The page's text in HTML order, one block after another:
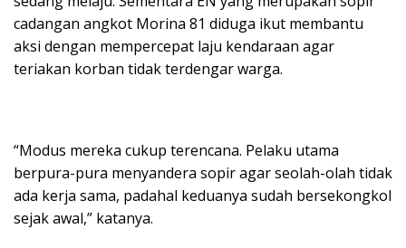
cadangan angkot Morina 81 diduga ikut membantu
aksi dengan mempercepat laju kendaraan agar
teriakan korban tidak terdengar warga.
“Modus mereka cukup terencana. Pelaku utama
berpura-pura menyandera sopir agar seolah-olah tidak
ada kerja sama, padahal keduanya sudah bersekongkol
sejak awal,” katanya.